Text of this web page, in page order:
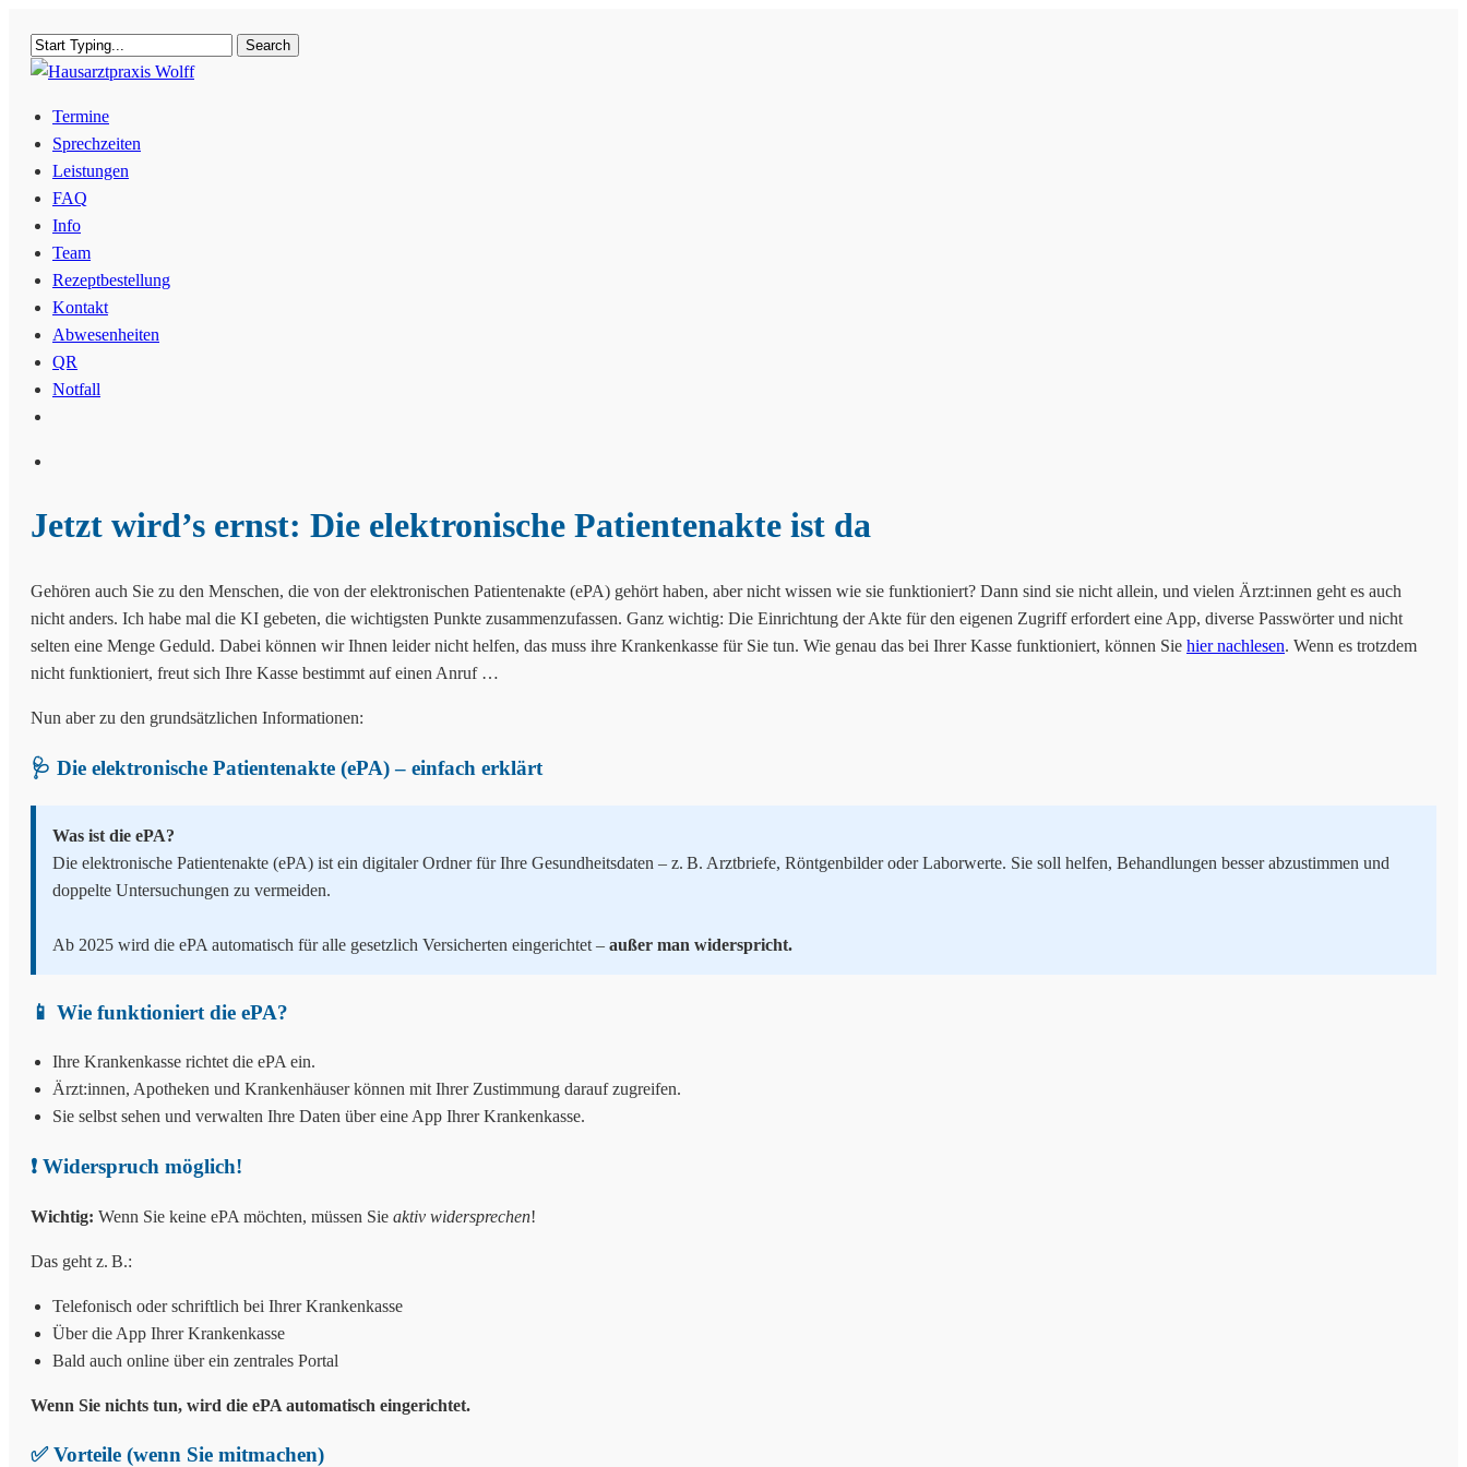
Skip
to
content
Search
Close
MenuTermine
Sprechzeiten
Leistungen
FAQ
Info
Team
Rezeptbestellung
Kontakt
Abwesenheiten
QR
Notfall
Jetzt wird’s ernst: Die elektronische Patientenakte ist da
Gehören auch Sie zu den Menschen, die von der elektronischen Patientenakte (ePA) gehört haben, aber nicht wissen wie sie funktioniert? Dann sind sie nicht allein, und vielen Ärzt:innen geht es auch
nicht anders. Ich habe mal die KI gebeten, die wichtigsten Punkte zusammenzufassen. Ganz wichtig: Die Einrichtung der Akte für den eigenen Zugriff erfordert eine App, diverse Passwörter und nicht
selten eine Menge Geduld. Dabei können wir Ihnen leider nicht helfen, das muss ihre Krankenkasse für Sie tun. Wie genau das bei Ihrer Kasse funktioniert, können Sie hier nachlesen. Wenn es trotzdem
nicht funktioniert, freut sich Ihre Kasse bestimmt auf einen Anruf …
Nun aber zu den grundsätzlichen Informationen:
🩺 Die elektronische Patientenakte (ePA) – einfach erklärt
Was ist die ePA?
Die elektronische Patientenakte (ePA) ist ein digitaler Ordner für Ihre Gesundheitsdaten – z. B. Arztbriefe, Röntgenbilder oder Laborwerte. Sie soll helfen, Behandlungen besser abzustimmen und
doppelte Untersuchungen zu vermeiden.
Ab 2025 wird die ePA automatisch für alle gesetzlich Versicherten eingerichtet – außer man widerspricht.
📱 Wie funktioniert die ePA?
Ihre Krankenkasse richtet die ePA ein.
Ärzt:innen, Apotheken und Krankenhäuser können mit Ihrer Zustimmung darauf zugreifen.
Sie selbst sehen und verwalten Ihre Daten über eine App Ihrer Krankenkasse.
❗ Widerspruch möglich!
Wichtig: Wenn Sie keine ePA möchten, müssen Sie aktiv widersprechen!
Das geht z. B.:
Telefonisch oder schriftlich bei Ihrer Krankenkasse
Über die App Ihrer Krankenkasse
Bald auch online über ein zentrales Portal
Wenn Sie nichts tun, wird die ePA automatisch eingerichtet.
✅ Vorteile (wenn Sie mitmachen)